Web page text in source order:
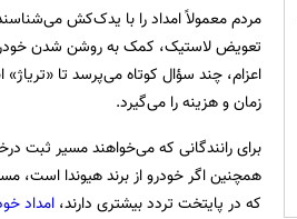
مردم معمولاً امداد را با یدک‌کش
تعویض لاستیک، کمک به روشن شدن
اعزام، چند سؤال کوتاه می‌پرسد تا
زمان و هزینه را می‌گیرد.
برای رانندگانی که می‌خواهند مسیر ثبت
همچنین اگر خودرو از برند هیوندا است،
که در پایتخت تردد بیشتری دارند، امداد